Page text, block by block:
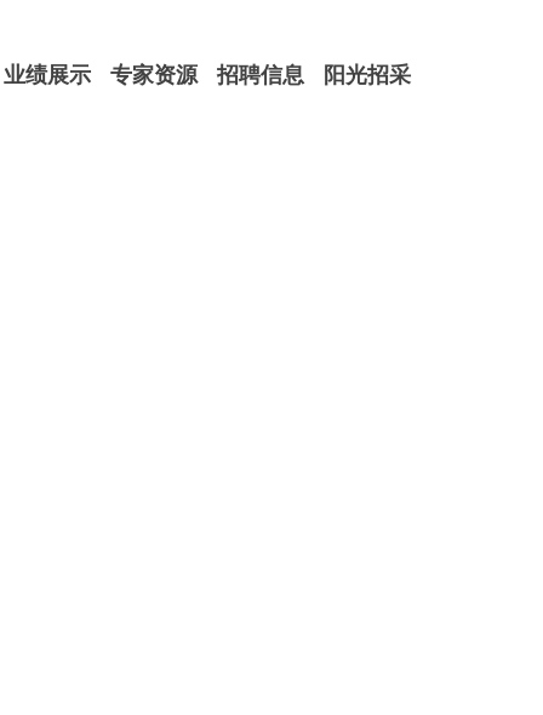
业绩展示 专家资源 招聘信息 阳光招采